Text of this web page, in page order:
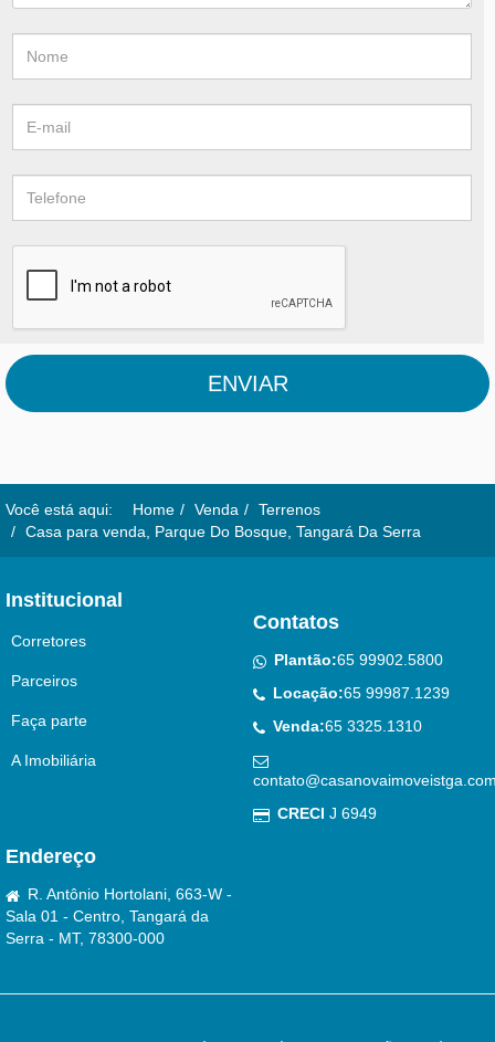
ENVIAR
Você está aqui: Home Venda
Terrenos
Casa para venda, Parque Do Bosque, Tangará Da Serra
Institucional
Corretores
Parceiros
Faça parte
A Imobiliária
Contatos
Plantão:65 99902.5800
Locação:65 99987.1239
Venda:65 3325.1310
CRECI J 6949
Endereço
R. Antônio Hortolani, 663-W -
Sala 01 - Centro, Tangará da
Serra - MT, 78300-000